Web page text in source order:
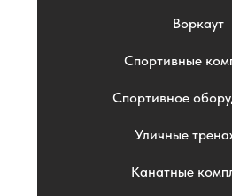
Воркаут
Спортивные
Спортивное
Уличные
Канатные